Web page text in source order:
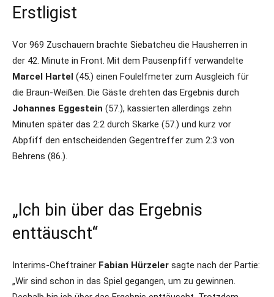
Erstligist
Vor 969 Zuschauern brachte Siebatcheu die Hausherren in
der 42. Minute in Front. Mit dem Pausenpfiff verwandelte
Marcel Hartel (45.) einen Foulelfmeter zum Ausgleich für
die Braun-Weißen. Die Gäste drehten das Ergebnis durch
Johannes Eggestein (57.), kassierten allerdings zehn
Minuten später das 2:2 durch Skarke (57.) und kurz vor
Abpfiff den entscheidenden Gegentreffer zum 2:3 von
Behrens (86.).
„Ich bin über das Ergebnis
enttäuscht“
Interims-Cheftrainer Fabian Hürzeler sagte nach der Partie:
„Wir sind schon in das Spiel gegangen, um zu gewinnen.